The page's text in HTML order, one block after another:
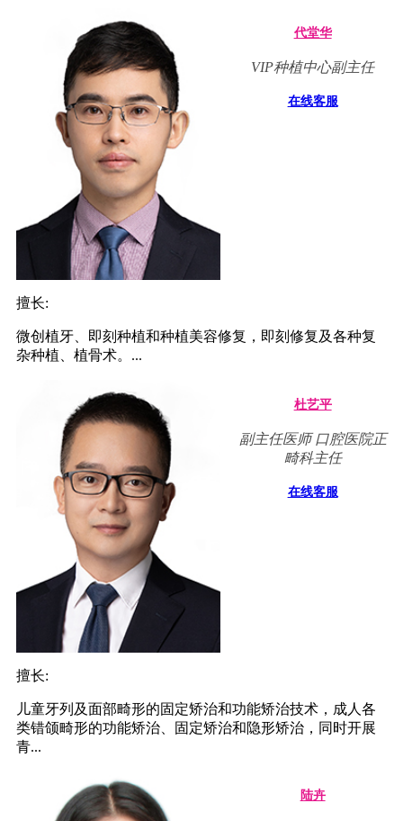
代堂华
VIP种植中心副主任
在线客服
擅长:
微创植牙、即刻种植和种植美容修复，即刻修复及各种复
杂种植、植骨术。...
杜艺平
副主任医师 口腔医院正
畸科主任
在线客服
擅长:
儿童牙列及面部畸形的固定矫治和功能矫治技术，成人各
类错颌畸形的功能矫治、固定矫治和隐形矫治，同时开展
青...
陆卉